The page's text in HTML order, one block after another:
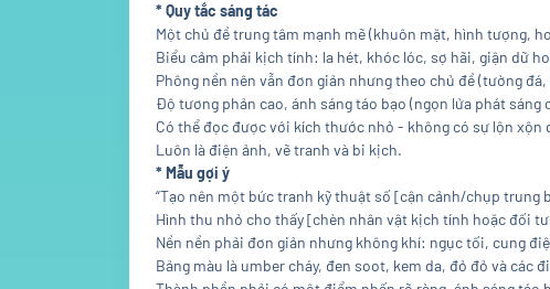
* Quy tắc sáng tác
Một chủ đề trung tâm mạnh mẽ (khuôn mặt, hình tượng,
Biểu cảm phải kịch tính: la hét, khóc lóc, sợ hãi, giận dữ
Phông nền nên vẫn đơn giản nhưng theo chủ đề (tường
Độ tương phản cao, ánh sáng táo bạo (ngọn lửa phát sáng
Có thể đọc được với kích thước nhỏ - không có sự lộn xộn
Luôn là điện ảnh, vẽ tranh và bi kịch.
* Mẫu gợi ý
“Tạo nên một bức tranh kỹ thuật số [cận cảnh/chụp
Hình thu nhỏ cho thấy [chèn nhân vật kịch tính hoặc đối
Nền nền phải đơn giản nhưng không khí: ngục tối, cung
Bảng màu là umber cháy, đen soot, kem da, đỏ đỏ và các